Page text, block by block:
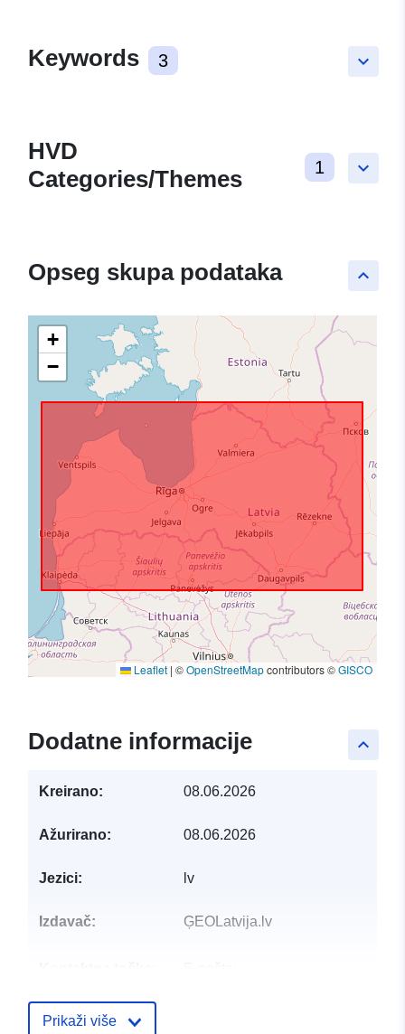
keyboard_arrow_down
Keywords 3
keyboard_arrow_down
HVD
Categories/Themes
1
keyboard_arrow_up
Opseg skupa podataka
+
−
Leaflet | ©OpenStreetMapcontributors ©GISCO
keyboard_arrow_up
Dodatne informacije
Kreirano: 08.06.2026
Ažurirano: 08.06.2026
Jezici: lv
Izdavač: ĢEOLatvija.lv
Prikaži više